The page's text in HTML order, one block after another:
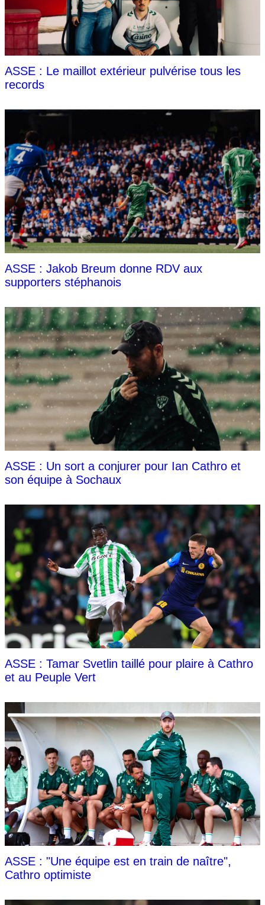
ASSE : Le maillot extérieur pulvérise tous les
records
ASSE : Jakob Breum donne RDV aux
supporters stéphanois
ASSE : Un sort a conjurer pour Ian Cathro et
son équipe à Sochaux
ASSE : Tamar Svetlin taillé pour plaire à Cathro
et au Peuple Vert
ASSE : "Une équipe est en train de naître",
Cathro optimiste